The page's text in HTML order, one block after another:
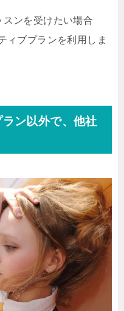
ンを受けたい場合
ィブプランを利用しま
ン以外で、他社